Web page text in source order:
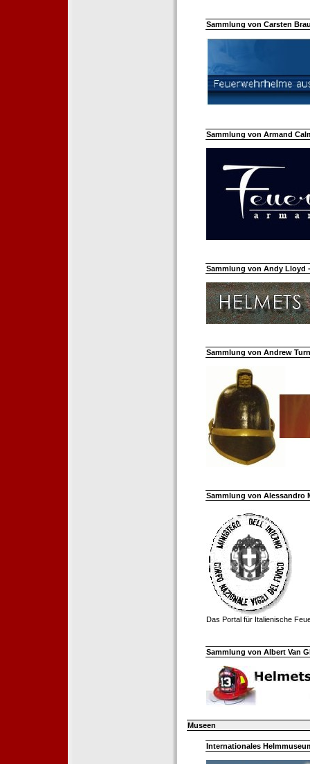
Sammlung von Carsten
Sammlung von Armand
Sammlung von Andy Lloyd
Sammlung von Andrew
Sammlung von Alessandro
Das Portal für Italienische
Sammlung von Albert Van
Museen
Internationales